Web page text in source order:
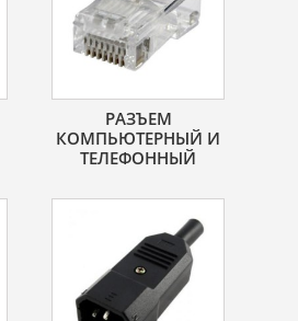
РАЗЪЕМ
КОМПЬЮТЕРНЫЙ И
ТЕЛЕФОННЫЙ